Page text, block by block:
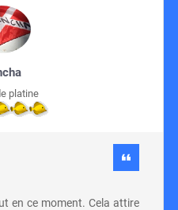
platine
en ce moment. Cela attire